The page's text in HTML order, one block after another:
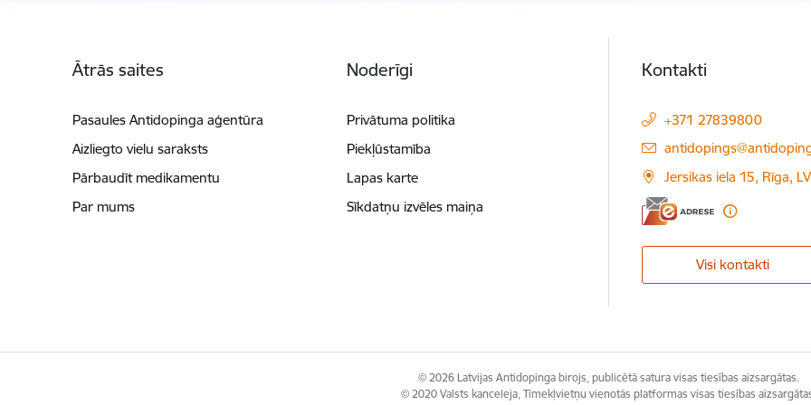
Ātrās saites
Pasaules Antidopinga aģentūra
Aizliegto vielu saraksts
Pārbaudīt medikamentu
Par mums
Noderīgi
Privātuma politika
Piekļūstamība
Lapas karte
Sīkdatņu izvēles maiņa
Kontakti
+371 27839800
E-pasts:
Jersikas iela 15, Rīga,
Visi kontakti
© 2026 Latvijas Antidopinga birojs, publicētā satura visas tiesības aizsargātas.
© 2020 Valsts kanceleja, Tīmekļvietņu vienotās platformas visas tiesības